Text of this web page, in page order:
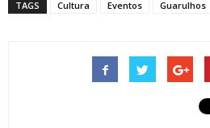
TAGS Cultura Eventos Guarulhos